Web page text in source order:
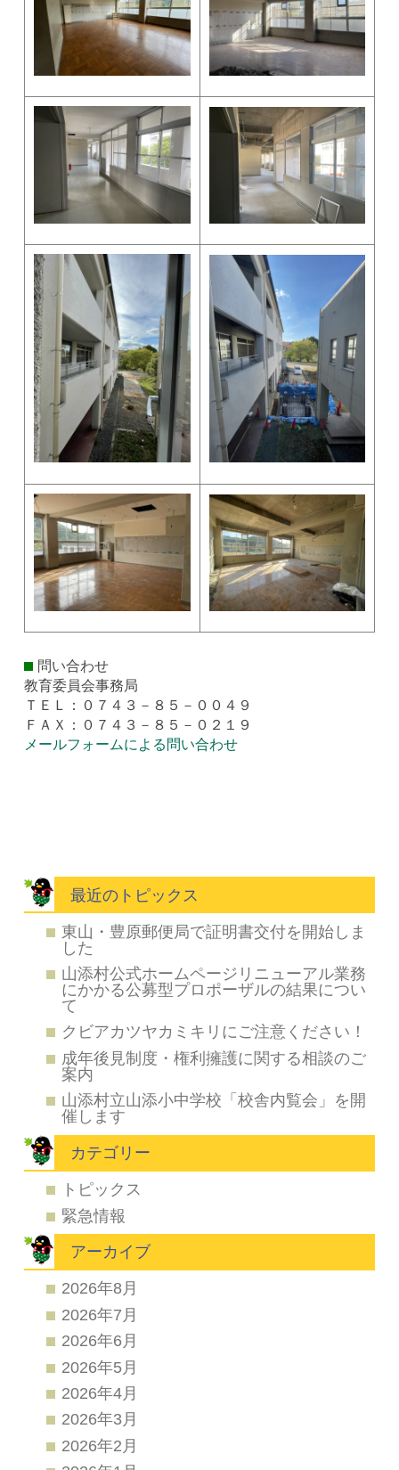
問い合わせ
教育委員会事務局
ＴＥＬ：０７４３－８５－００４９
ＦＡＸ：０７４３－８５－０２１９
メールフォームによる問い合わせ
最近のトピックス
東山・豊原郵便局で証明書交付を開始しま
した
山添村公式ホームページリニューアル業務
にかかる公募型プロポーザルの結果につい
て
クビアカツヤカミキリにご注意ください！
成年後見制度・権利擁護に関する相談のご
案内
山添村立山添小中学校「校舎内覧会」を開
催します
カテゴリー
トピックス
緊急情報
アーカイブ
2026年8月
2026年7月
2026年6月
2026年5月
2026年4月
2026年3月
2026年2月